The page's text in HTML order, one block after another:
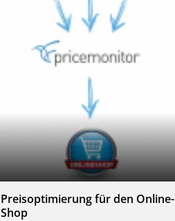
Preisoptimierung für den Online-
Shop